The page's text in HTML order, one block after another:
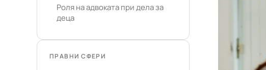
Роля на адвоката при дела за
деца
ПРАВНИ СФЕРИ